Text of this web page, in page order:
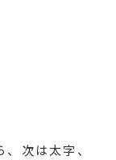
次は太字、